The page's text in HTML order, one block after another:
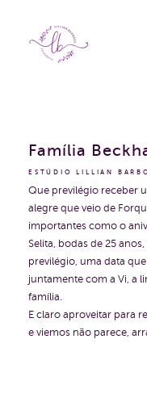
ESTÚDIO LILLIAN
Família
Que previlégio receber
alegre que veio de
importantes como o
Selita, bodas de 25
previlégio, uma data
juntamente com a Vi, a
família.
E claro aproveitar para
e viemos não parece,